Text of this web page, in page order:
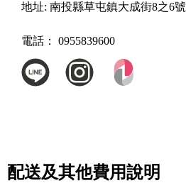
地址: 南投縣草屯鎮大成街8之6號
電話： 0955839600
配送及其他費用說明